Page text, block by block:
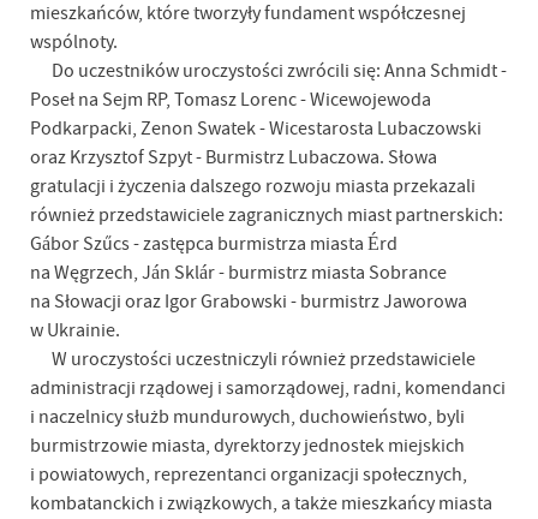
mieszkańców, które tworzyły fundament współczesnej
wspólnoty.
Do uczestników uroczystości zwrócili się: Anna Schmidt -
Poseł na Sejm RP, Tomasz Lorenc - Wicewojewoda
Podkarpacki, Zenon Swatek - Wicestarosta Lubaczowski
oraz Krzysztof Szpyt - Burmistrz Lubaczowa. Słowa
gratulacji i życzenia dalszego rozwoju miasta przekazali
również przedstawiciele zagranicznych miast partnerskich:
Gábor Szűcs - zastępca burmistrza miasta Érd
na Węgrzech, Ján Sklár - burmistrz miasta Sobrance
na Słowacji oraz Igor Grabowski - burmistrz Jaworowa
w Ukrainie.
W uroczystości uczestniczyli również przedstawiciele
administracji rządowej i samorządowej, radni, komendanci
i naczelnicy służb mundurowych, duchowieństwo, byli
burmistrzowie miasta, dyrektorzy jednostek miejskich
i powiatowych, reprezentanci organizacji społecznych,
kombatanckich i związkowych, a także mieszkańcy miasta